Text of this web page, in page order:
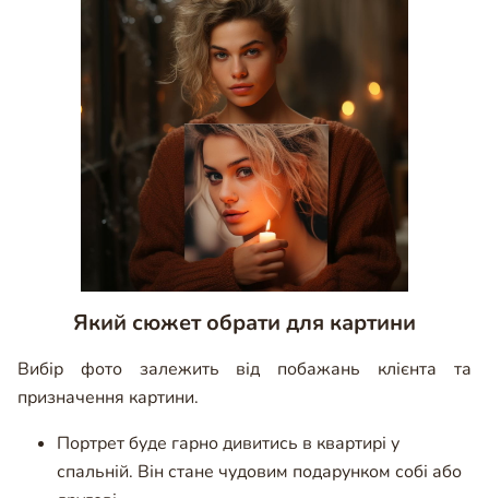
Який сюжет обрати для картини
Вибір фото залежить від побажань клієнта та
призначення картини.
Портрет буде гарно дивитись в квартирі у
спальній. Він стане чудовим подарунком собі або